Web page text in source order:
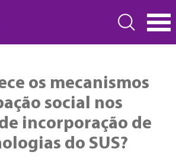
os mecanismos
social nos
incorporação de
do SUS?